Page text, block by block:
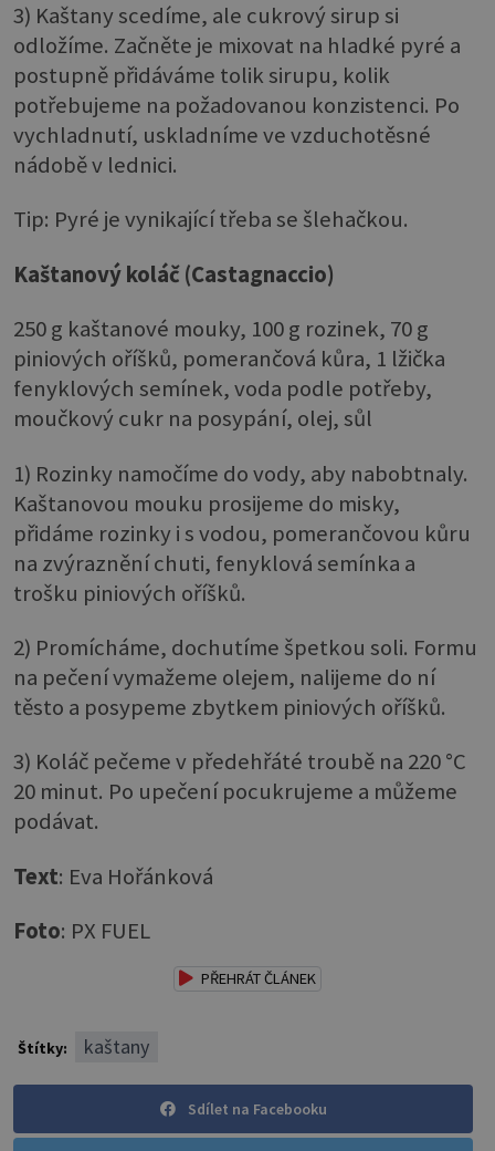
3) Kaštany scedíme, ale cukrový sirup si
odložíme. Začněte je mixovat na hladké pyré a
postupně přidáváme tolik sirupu, kolik
potřebujeme na požadovanou konzistenci. Po
vychladnutí, uskladníme ve vzduchotěsné
nádobě v lednici.
Tip: Pyré je vynikající třeba se šlehačkou.
Kaštanový koláč (Castagnaccio)
250 g kaštanové mouky, 100 g rozinek, 70 g
piniových oříšků, pomerančová kůra, 1 lžička
fenyklových semínek, voda podle potřeby,
moučkový cukr na posypání, olej, sůl
1) Rozinky namočíme do vody, aby nabobtnaly.
Kaštanovou mouku prosijeme do misky,
přidáme rozinky i s vodou, pomerančovou kůru
na zvýraznění chuti, fenyklová semínka a
trošku piniových oříšků.
2) Promícháme, dochutíme špetkou soli. Formu
na pečení vymažeme olejem, nalijeme do ní
těsto a posypeme zbytkem piniových oříšků.
3) Koláč pečeme v předehřáté troubě na 220 °C
20 minut. Po upečení pocukrujeme a můžeme
podávat.
Text: Eva Hořánková
Foto: PX FUEL
PŘEHRÁT ČLÁNEK
Štítky: kaštany
Sdílet na Facebooku